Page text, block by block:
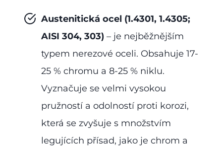
Austenitická ocel (1.4301, 1.4305;
AISI 304, 303) – je nejběžnějším
typem nerezové oceli. Obsahuje 17-
25 % chromu a 8-25 % niklu.
Vyznačuje se velmi vysokou
pružností a odolností proti korozi,
která se zvyšuje s množstvím
legujících přísad, jako je chrom a